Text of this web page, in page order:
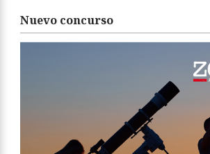
Nuevo concurso